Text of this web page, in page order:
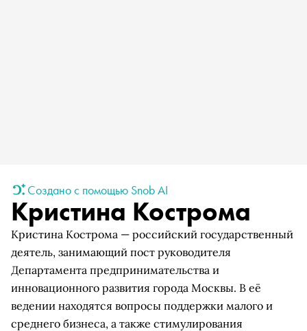
Создано с помощью Snob AI
Кристина Кострома
Кристина Кострома — российский государственный
деятель, занимающий пост руководителя
Департамента предпринимательства и
инновационного развития города Москвы. В её
ведении находятся вопросы поддержки малого и
среднего бизнеса, а также стимулирования